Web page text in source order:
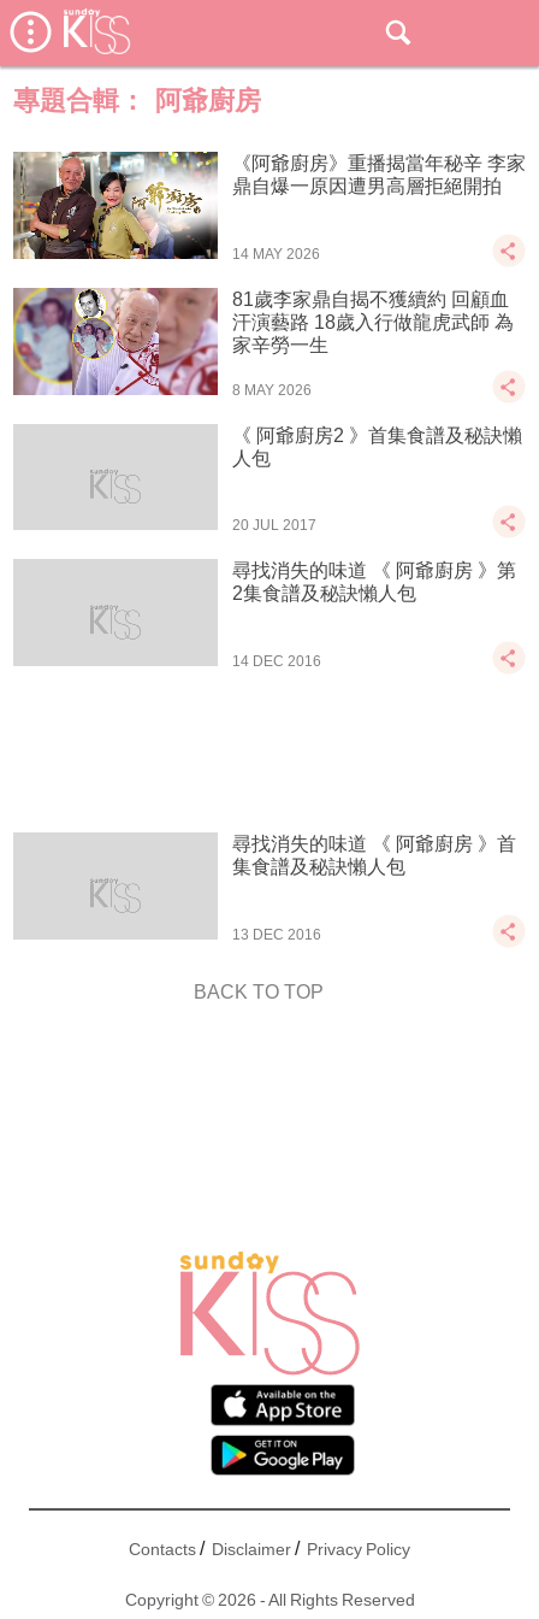
專題合輯： 阿爺廚房
《阿爺廚房》重播揭當年秘辛 李家
鼎自爆一原因遭男高層拒絕開拍
14 MAY 2026
81歲李家鼎自揭不獲續約 回顧血
汗演藝路 18歲入行做龍虎武師 為
家辛勞一生
8 MAY 2026
《 阿爺廚房2 》首集食譜及秘訣懶
人包
20 JUL 2017
尋找消失的味道 《 阿爺廚房 》第
2集食譜及秘訣懶人包
14 DEC 2016
尋找消失的味道 《 阿爺廚房 》首
集食譜及秘訣懶人包
13 DEC 2016
BACK TO TOP
Contacts/ Disclaimer/ Privacy Policy
Copyright © 2026 - All Rights Reserved